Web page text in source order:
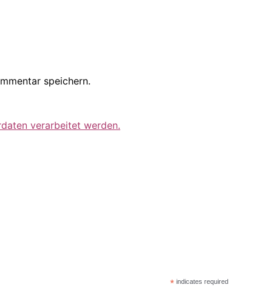
speichern.
verarbeitet werden.
* indicates required